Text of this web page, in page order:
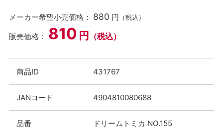
メーカー希望小売価格： 880 円 （税込）
販売価格： 810 円 （税込）
商品ID 431767
JANコード 4904810080688
品番 ドリームトミカ NO.155